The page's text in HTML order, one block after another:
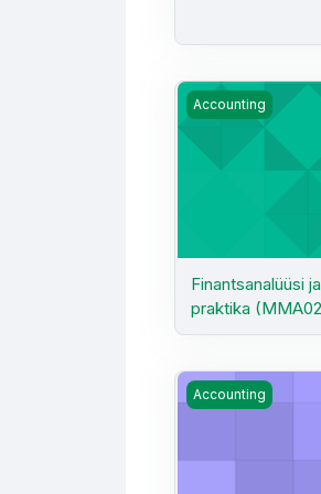
Finantsanalüüsi
Accounting
Finantsanalüüsi
praktika
Finantsarvestus I
Accounting